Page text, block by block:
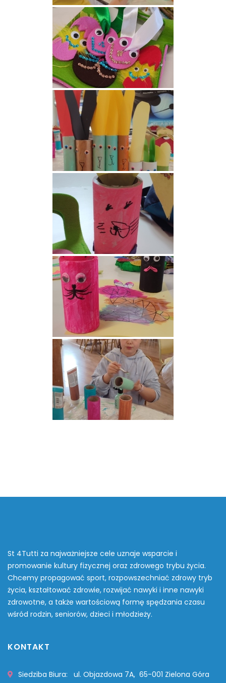
St 4Tutti za najważniejsze cele uznaje wsparcie i
promowanie kultury fizycznej oraz zdrowego trybu życia.
Chcemy propagować sport, rozpowszechniać zdrowy tryb
życia, kształtować zdrowie, rozwijać nawyki i inne nawyki
zdrowotne, a także wartościową formę spędzania czasu
wśród rodzin, seniorów, dzieci i młodzieży.
KONTAKT
Siedziba Biura: ul. Objazdowa 7A, 65-001 Zielona Góra